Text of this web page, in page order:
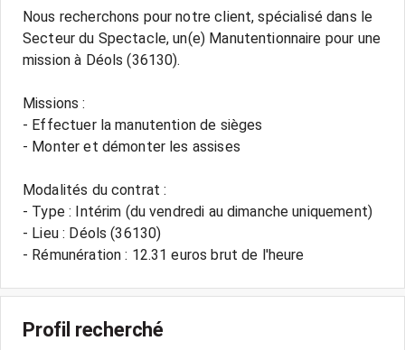
Nous recherchons pour notre client, spécialisé dans le
Secteur du Spectacle, un(e) Manutentionnaire pour une
mission à Déols (36130).
Missions :
- Effectuer la manutention de sièges
- Monter et démonter les assises
Modalités du contrat :
- Type : Intérim (du vendredi au dimanche uniquement)
- Lieu : Déols (36130)
- Rémunération : 12.31 euros brut de l'heure
Profil recherché